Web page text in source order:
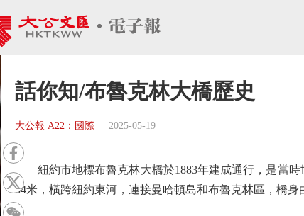
話你知/布魯克林大橋歷史
大公報 A22：國際 2025-05-19
紐約市地標布魯克林大橋於1883年建成通行，是當時
34米，橫跨紐約東河，連接曼哈頓島和布魯克林區，橋身